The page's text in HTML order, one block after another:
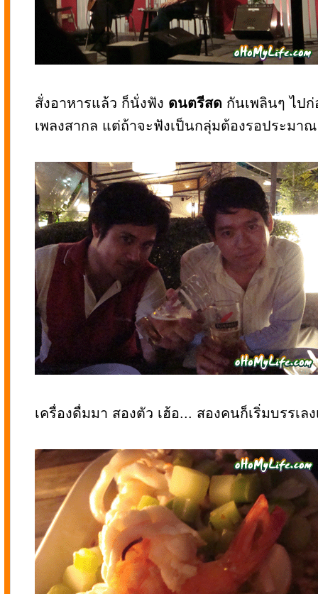
สั่งอาหารแล้ว ก็นั่งฟัง ดนตรีสด กันเพลินๆ ไป
เพลงสากล แต่ถ้าจะฟังเป็นกลุ่มต้องรอประมา
เครื่องดื่มมา สองตัว เฮ้อ... สองคนก็เริ่มบรรเล